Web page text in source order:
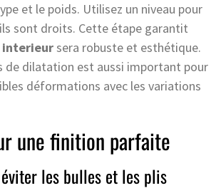
et le poids. Utilisez un niveau pour
sont droits. Cette étape garantit
interieursera robuste et esthétique.
de dilatation est aussi important pour
déformations avec les variations
une finition parfaite
les bulles et les plis